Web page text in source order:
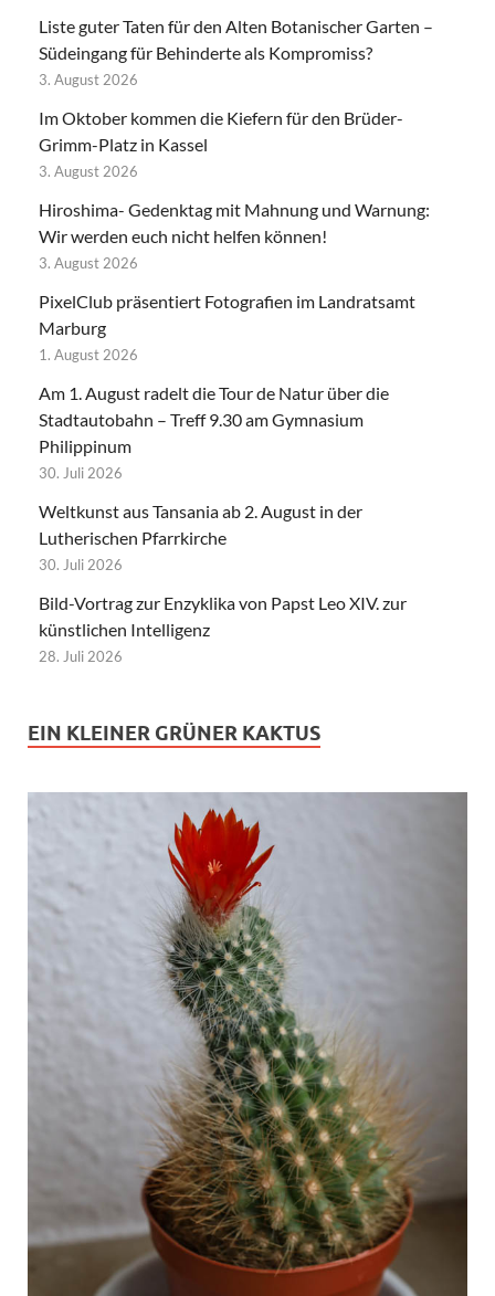
Liste guter Taten für den Alten Botanischer Garten –
Südeingang für Behinderte als Kompromiss?
3. August 2026
Im Oktober kommen die Kiefern für den Brüder-
Grimm-Platz in Kassel
3. August 2026
Hiroshima- Gedenktag mit Mahnung und Warnung:
Wir werden euch nicht helfen können!
3. August 2026
PixelClub präsentiert Fotografien im Landratsamt
Marburg
1. August 2026
Am 1. August radelt die Tour de Natur über die
Stadtautobahn – Treff 9.30 am Gymnasium
Philippinum
30. Juli 2026
Weltkunst aus Tansania ab 2. August in der
Lutherischen Pfarrkirche
30. Juli 2026
Bild-Vortrag zur Enzyklika von Papst Leo XIV. zur
künstlichen Intelligenz
28. Juli 2026
EIN KLEINER GRÜNER KAKTUS